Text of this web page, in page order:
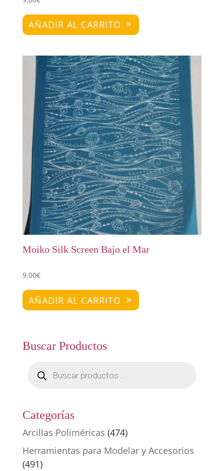
AÑADIR AL CARRITO
Moiko Silk Screen Bajo el Mar
9,00€
AÑADIR AL CARRITO
Buscar Productos
productos
Categorías
Arcillas Poliméricas (474)
Herramientas para Modelar y Accesorios
(491)